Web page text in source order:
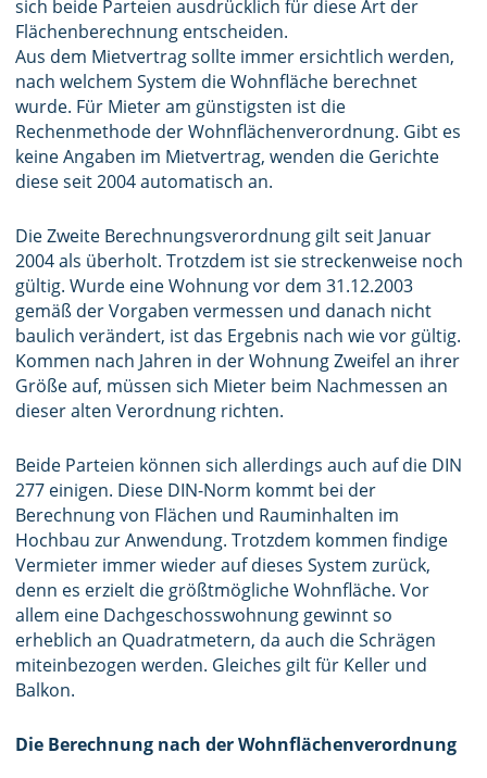
sich beide Parteien ausdrücklich für diese Art der
Flächenberechnung entscheiden.
Aus dem Mietvertrag sollte immer ersichtlich werden,
nach welchem System die Wohnfläche berechnet
wurde. Für Mieter am günstigsten ist die
Rechenmethode der Wohnflächenverordnung. Gibt es
keine Angaben im Mietvertrag, wenden die Gerichte
diese seit 2004 automatisch an.
Die Zweite Berechnungsverordnung gilt seit Januar
2004 als überholt. Trotzdem ist sie streckenweise noch
gültig. Wurde eine Wohnung vor dem 31.12.2003
gemäß der Vorgaben vermessen und danach nicht
baulich verändert, ist das Ergebnis nach wie vor gültig.
Kommen nach Jahren in der Wohnung Zweifel an ihrer
Größe auf, müssen sich Mieter beim Nachmessen an
dieser alten Verordnung richten.
Beide Parteien können sich allerdings auch auf die DIN
277 einigen. Diese DIN-Norm kommt bei der
Berechnung von Flächen und Rauminhalten im
Hochbau zur Anwendung. Trotzdem kommen findige
Vermieter immer wieder auf dieses System zurück,
denn es erzielt die größtmögliche Wohnfläche. Vor
allem eine Dachgeschosswohnung gewinnt so
erheblich an Quadratmetern, da auch die Schrägen
miteinbezogen werden. Gleiches gilt für Keller und
Balkon.
Die Berechnung nach der Wohnflächenverordnung